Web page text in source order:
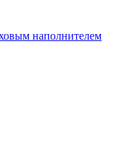
наполнителем